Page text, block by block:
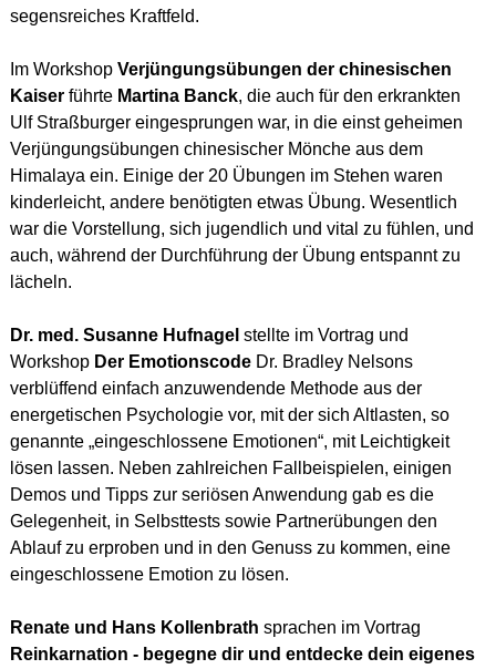
segensreiches Kraftfeld.
Im Workshop Verjüngungsübungen der chinesischen
Kaiserführte Martina Banck, die auch für den erkrankten
Ulf Straßburger eingesprungen war, in die einst geheimen
Verjüngungsübungen chinesischer Mönche aus dem
Himalaya ein. Einige der 20 Übungen im Stehen waren
kinderleicht, andere benötigten etwas Übung. Wesentlich
war die Vorstellung, sich jugendlich und vital zu fühlen, und
auch, während der Durchführung der Übung entspannt zu
lächeln.
Dr. med. Susanne Hufnagel stellte im Vortrag und
Workshop Der EmotionscodeDr. Bradley Nelsons
verblüffend einfach anzuwendende Methode aus der
energetischen Psychologie vor, mit der sich Altlasten, so
genannte „eingeschlossene Emotionen“, mit Leichtigkeit
lösen lassen. Neben zahlreichen Fallbeispielen, einigen
Demos und Tipps zur seriösen Anwendung gab es die
Gelegenheit, in Selbsttests sowie Partnerübungen den
Ablauf zu erproben und in den Genuss zu kommen, eine
eingeschlossene Emotion zu lösen.
Renate und Hans Kollenbrath sprachen im Vortrag
Reinkarnation - begegne dir und entdecke dein eigenes